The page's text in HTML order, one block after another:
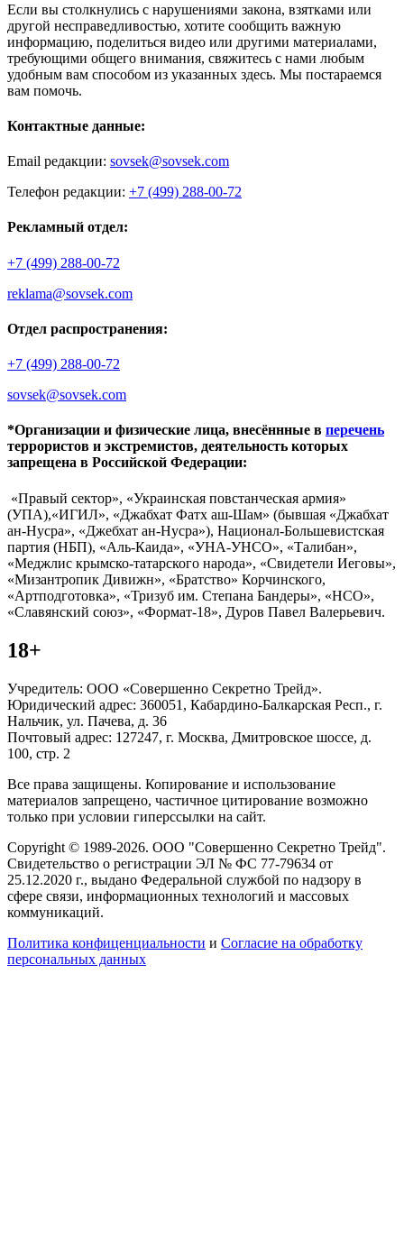
Если вы столкнулись с нарушениями закона, взятками или
другой несправедливостью, хотите сообщить важную
информацию, поделиться видео или другими материалами,
требующими общего внимания, свяжитесь с нами любым
удобным вам способом из указанных здесь. Мы постараемся
вам помочь.
Контактные данные:
Email редакции: sovsek@sovsek.com
Телефон редакции: +7 (499) 288-00-72
Рекламный отдел:
+7 (499) 288-00-72
reklama@sovsek.com
Отдел распространения:
+7 (499) 288-00-72
sovsek@sovsek.com
*Организации и физические лица, внесённные в перечень
террористов и экстремистов, деятельность которых
запрещена в Российской Федерации:
«Правый сектор», «Украинская повстанческая армия»
(УПА),«ИГИЛ», «Джабхат Фатх аш-Шам» (бывшая «Джабхат
ан-Нусра», «Джебхат ан-Нусра»), Национал-Большевистская
партия (НБП), «Аль-Каида», «УНА-УНСО», «Талибан»,
«Меджлис крымско-татарского народа», «Свидетели Иеговы»,
«Мизантропик Дивижн», «Братство» Корчинского,
«Артподготовка», «Тризуб им. Степана Бандеры», «НСО»,
«Славянский союз», «Формат-18», Дуров Павел Валерьевич.
18+
Учредитель: ООО «Совершенно Секретно Трейд».
Юридический адрес: 360051, Кабардино-Балкарская Респ., г.
Нальчик, ул. Пачева, д. 36
Почтовый адрес: 127247, г. Москва, Дмитровское шоссе, д.
100, стр. 2
Все права защищены. Копирование и использование
материалов запрещено, частичное цитирование возможно
только при условии гиперссылки на сайт.
Copyright © 1989-2026. ООО "Совершенно Секретно Трейд".
Свидетельство о регистрации ЭЛ № ФС 77-79634 от
25.12.2020 г., выдано Федеральной службой по надзору в
сфере связи, информационных технологий и массовых
коммуникаций.
Политика конфиценциальности и Согласие на обработку
персональных данных